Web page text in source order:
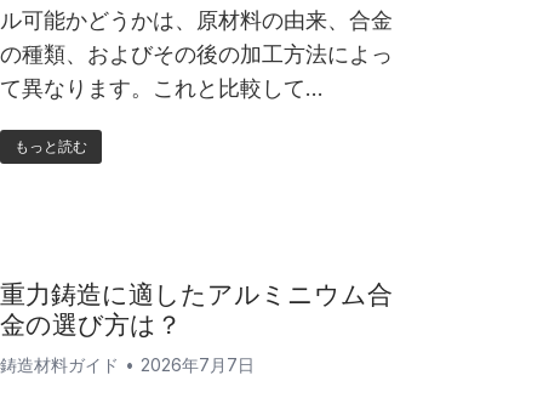
ル可能かどうかは、原材料の由来、合金
の種類、およびその後の加工方法によっ
て異なります。これと比較して…
もっと読む
重力鋳造に適したアルミニウム合
金の選び方は？
鋳造材料ガイド 2026年7月7日